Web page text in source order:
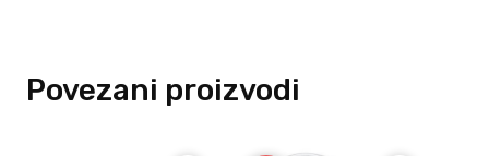
Povezani proizvodi